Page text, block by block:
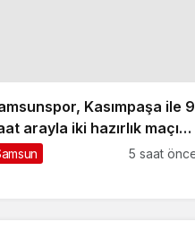
Kasımpaşa ile 9
arayla iki hazırlık maçı
İstanbul’da
5 saat